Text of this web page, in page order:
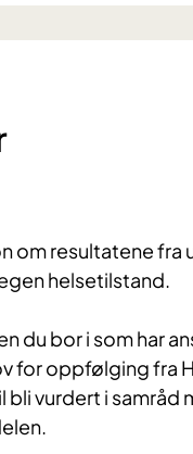
om resultatene
helsetilstand.
du bor i som har
for oppfølging fra
vurdert i samråd